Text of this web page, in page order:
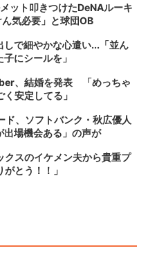
ット叩きつけたDeNAルーキ
気必要」と球団OB
で細やかな心遣い...「並ん
にシールを」
、結婚を発表 「めっちゃ
安定してる」
ド、ソフトバンク・秋広優人
場機会ある」の声が
クスのイケメン夫から貴重プ
とう！！」